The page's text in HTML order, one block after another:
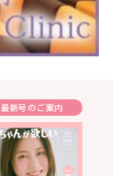
最新号のご案内